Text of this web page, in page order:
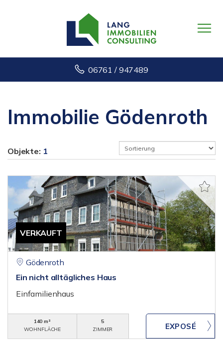
06761 / 947489
Immobilie Gödenroth
Objekte: 1
VERKAUFT
Gödenroth
Ein nicht alltägliches Haus
Einfamilienhaus
140 m²
WOHNFLÄCHE
5
ZIMMER